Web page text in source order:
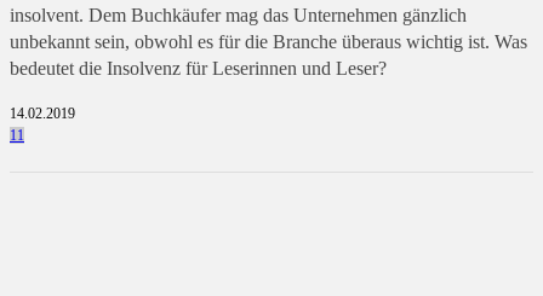
insolvent. Dem Buchkäufer mag das Unternehmen gänzlich
unbekannt sein, obwohl es für die Branche überaus wichtig ist. Was
bedeutet die Insolvenz für Leserinnen und Leser?
14.02.2019
11